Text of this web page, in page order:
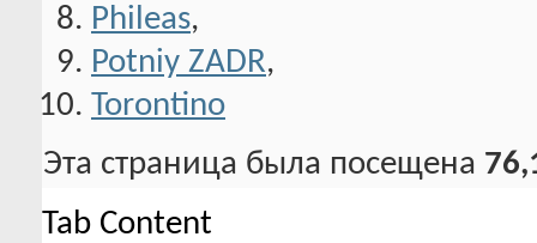
Phileas,
Potniy ZADR,
Torontino
Эта страница была посещена
Tab Content